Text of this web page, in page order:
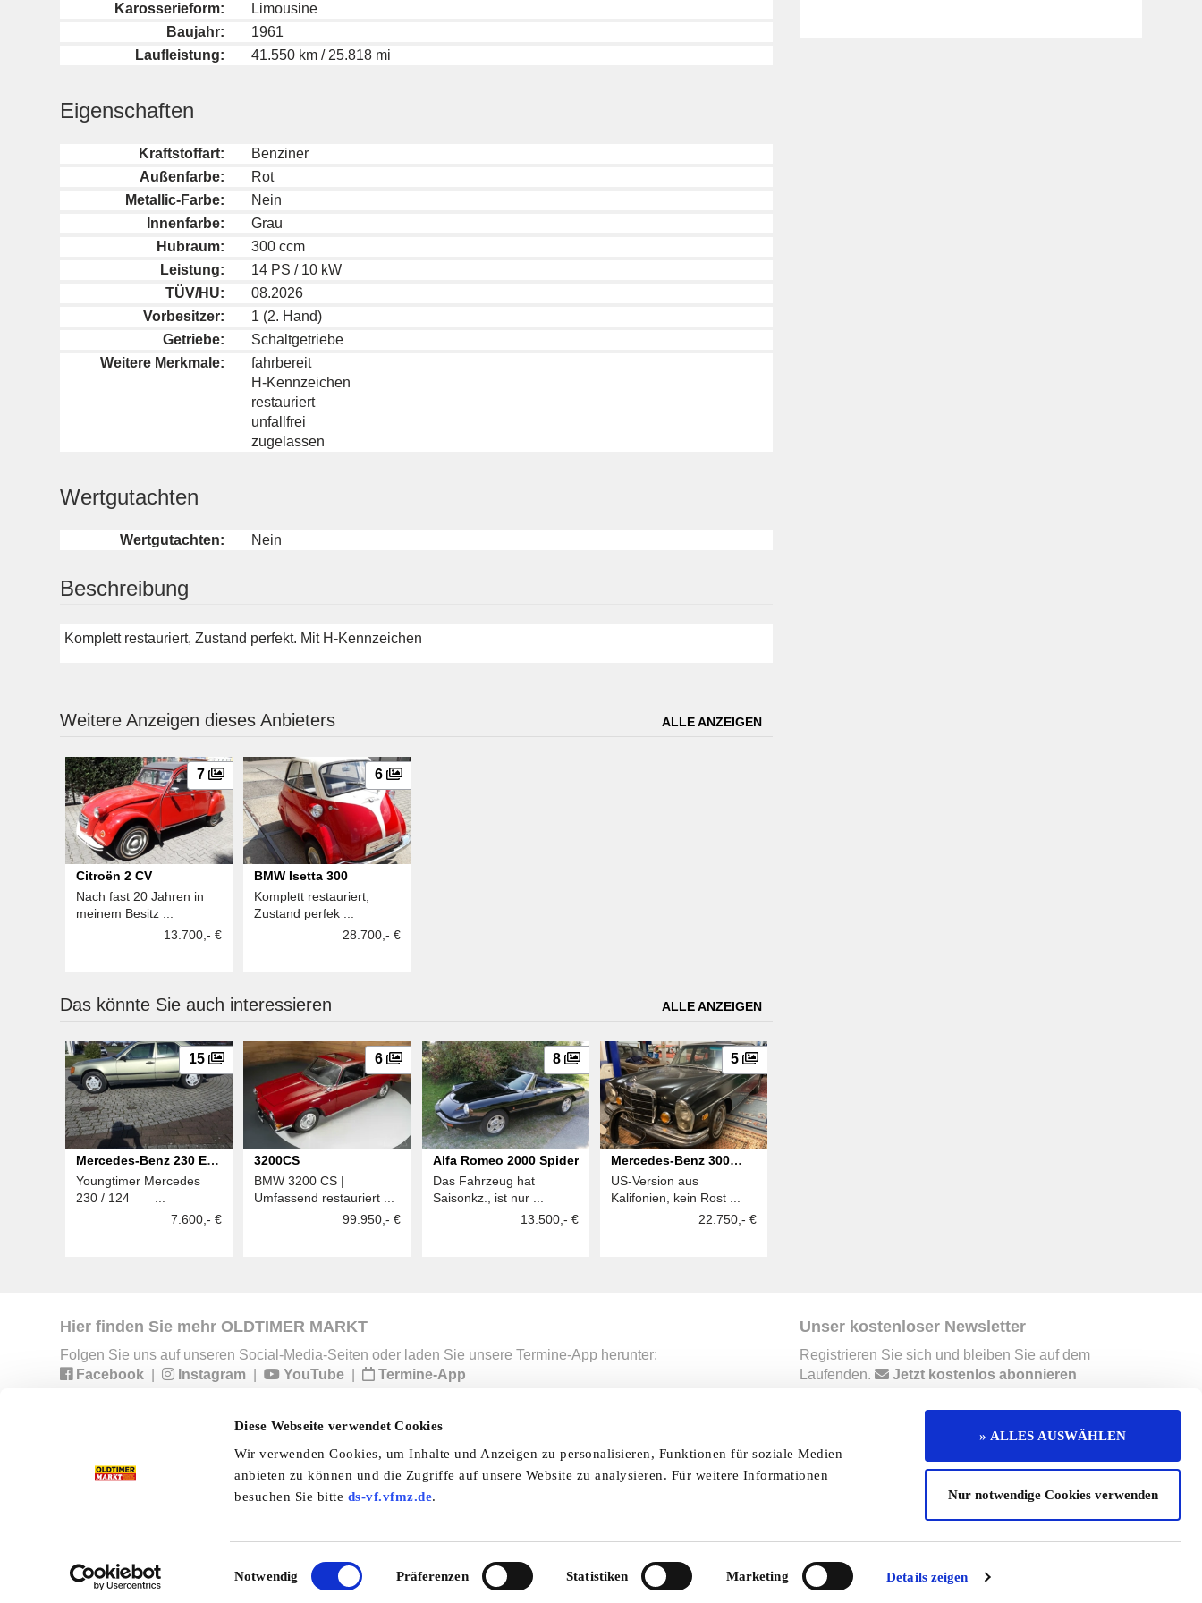
Diese Webseite verwendet Cookies
Wir verwenden Cookies, um Inhalte und Anzeigen zu personalisieren, Funktionen für soziale Medien
anbieten zu können und die Zugriffe auf unsere Website zu analysieren. Für weitere Informationen
besuchen Sie bitte ds-vf.vfmz.de.
Einwilligungsauswahl
Notwendig Präferenzen Statistiken Marketing Details zeigen
» ALLES AUSWÄHLEN
Nur notwendige Cookies verwenden
Karosserieform:
Limousine
Baujahr:
1961
Laufleistung:
41.550 km / 25.818 mi
Eigenschaften
Kraftstoffart:
Benziner
Außenfarbe:
Rot
Metallic-Farbe:
Nein
Innenfarbe:
Grau
Hubraum:
300 ccm
Leistung:
14 PS / 10 kW
TÜV/HU:
08.2026
Vorbesitzer:
1 (2. Hand)
Getriebe:
Schaltgetriebe
Weitere Merkmale:
fahrbereit
H-Kennzeichen
restauriert
unfallfrei
zugelassen
Wertgutachten
Wertgutachten: Nein
Beschreibung
Komplett restauriert, Zustand perfekt. Mit H-Kennzeichen
Weitere Anzeigen dieses Anbieters ALLE ANZEIGEN
7
Citroën 2 CV
Nach fast 20 Jahren in
meinem Besitz ...
13.700,- €
6
BMW Isetta 300
Komplett restauriert,
Zustand perfek ...
28.700,- €
Das könnte Sie auch interessieren ALLE ANZEIGEN
15
Mercedes-Benz 230 E
124
Youngtimer Mercedes
230 / 124 ...
7.600,- €
6
3200CS
BMW 3200 CS |
Umfassend restauriert ...
99.950,- €
8
Alfa Romeo 2000 Spider
Das Fahrzeug hat
Saisonkz., ist nur ...
13.500,- €
5
Mercedes-Benz 300
SEL
US-Version aus
Kalifonien, kein Rost ...
22.750,- €
Hier finden Sie mehr OLDTIMER MARKT
Folgen Sie uns auf unseren Social-Media-Seiten oder laden Sie unsere Termine-App herunter:
Facebook
Instagram YouTube Termine-App
Unser kostenloser Newsletter
Registrieren Sie sich und bleiben Sie auf dem
Laufenden.
Jetzt kostenlos abonnieren
Erscheinungskalender Info & Hilfe AGB Datenschutzerklärung Widerruf
Kleinanzeigen Abo Ratgeber
VF Verlagsgesellschaft mbH